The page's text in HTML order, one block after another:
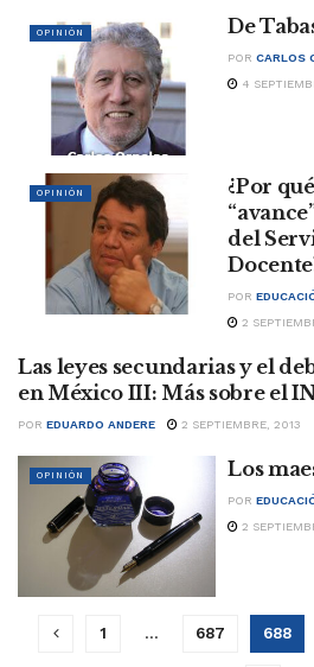
OPINIÓN De
POR CARLOS
4
OPINIÓN
¿Por
del
POR
2
OPINIÓN
Las leyes secundarias y el
en México III: Más sobre el
POR EDUARDO ANDERE 2 SEPTIEMBRE, 2013
OPINIÓN Los
POR
2
1 … 687 688